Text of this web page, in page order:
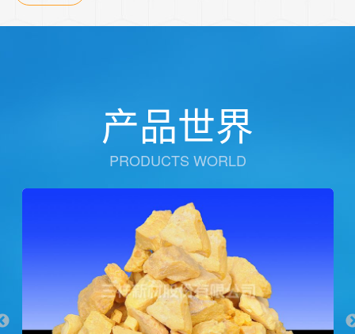
产品世界
PRODUCTS WORLD